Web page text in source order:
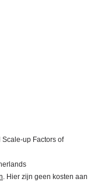
up Factors of
. Hier zijn geen kosten aan